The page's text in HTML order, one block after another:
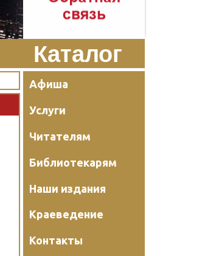
Каталог
Афиша
Услуги
Читателям
Библиотекарям
Наши издания
Краеведение
Контакты